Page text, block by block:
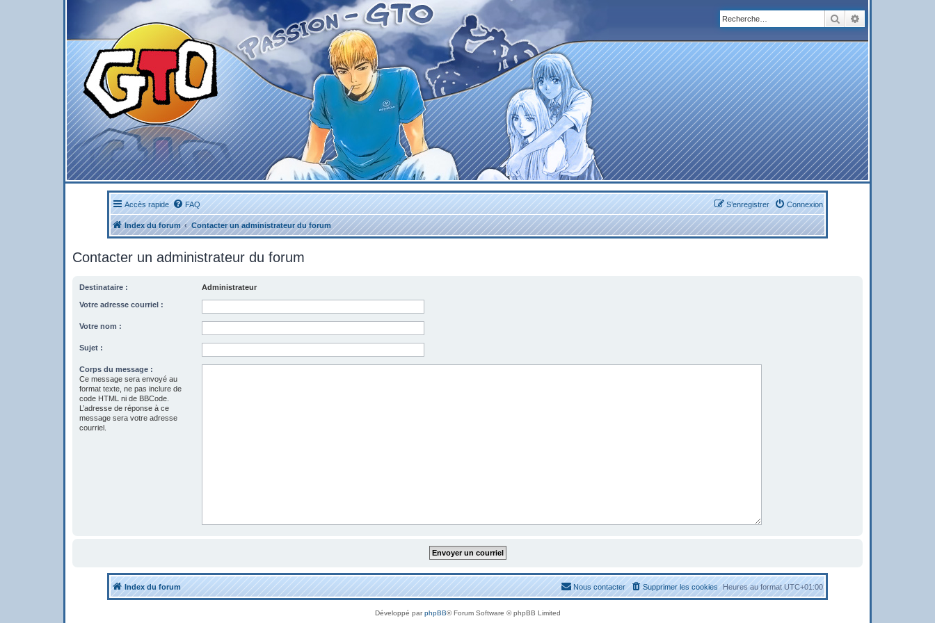
Rechercher
Accès rapide FAQ Connexion
S’enregistrer
Index du forum Contacter un administrateur du forum
Contacter un administrateur du forum
Destinataire : Administrateur
Votre adresse courriel :
Votre nom :
Sujet :
Corps du message :
Ce message sera envoyé au
format texte, ne pas inclure de
code HTML ni de BBCode.
L’adresse de réponse à ce
message sera votre adresse
courriel.
Index du forum Heures au formatUTC+01:00
Supprimer les cookies
Nous contacter
Développé parphpBB® Forum Software © phpBB Limited